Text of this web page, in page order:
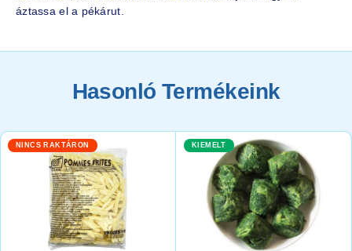
áztassa el a pékárut.
Hasonló Termékeink
NINCS RAKTÁRON KIEMELT